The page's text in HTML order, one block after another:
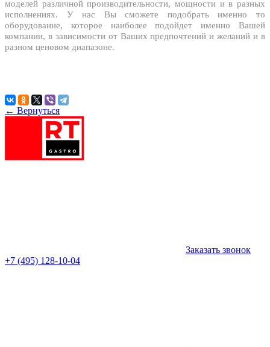
моделей различной производительности, мощности и в разных
исполнениях. У нас Вы сможете подобрать именно то
оборудование, которое наиболее подойдет именно Вашей
компании, в зависимости от Ваших предпочтений и желаний и в
разном ценовом диапазоне.
← Вернуться
Заказать звонок
+7 (495) 128-10-04